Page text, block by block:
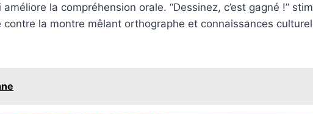
la compréhension orale. “Dessinez, c’est gagné !”
contre la montre mêlant orthographe et connaissances